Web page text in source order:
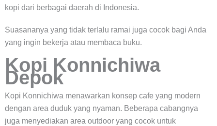
kopi dari berbagai daerah di Indonesia.
Suasananya yang tidak terlalu ramai juga cocok bagi Anda
yang ingin bekerja atau membaca buku.
Kopi Konnichiwa
Depok
Kopi Konnichiwa menawarkan konsep cafe yang modern
dengan area duduk yang nyaman. Beberapa cabangnya
juga menyediakan area outdoor yang cocok untuk